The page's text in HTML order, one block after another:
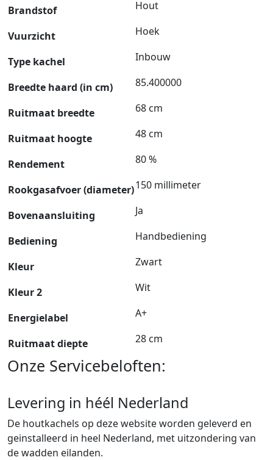
Brandstof Hout
Vuurzicht Hoek
Type kachel Inbouw
Breedte haard (in cm) 85.400000
Ruitmaat breedte 68 cm
Ruitmaat hoogte 48 cm
Rendement 80 %
Rookgasafvoer (diameter)150 millimeter
Bovenaansluiting Ja
Bediening Handbediening
Kleur Zwart
Kleur 2 Wit
Energielabel A+
Ruitmaat diepte 28 cm
Onze Servicebeloften:
Levering in héél Nederland
De houtkachels op deze website worden geleverd en
geinstalleerd in heel Nederland, met uitzondering van
de wadden eilanden.